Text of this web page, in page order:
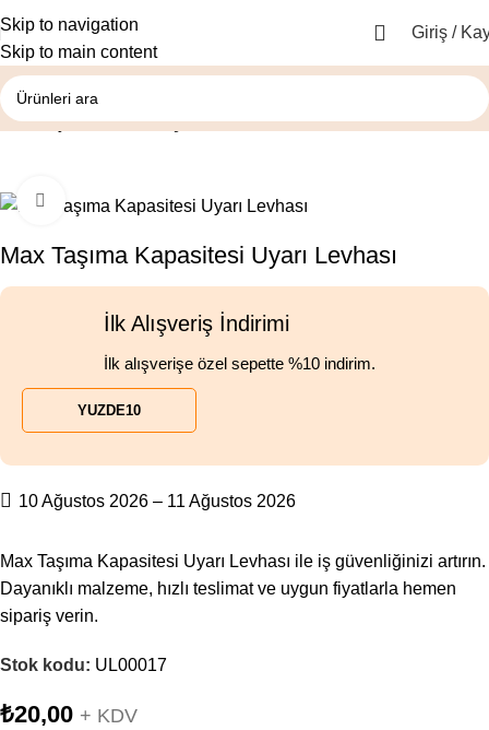
Skip to navigation
Skip to main content
Giriş /
Ana Sayfa Asansör Uyarı Levhaları
Büyütmek için tıklayın
Max Taşıma Kapasitesi Uyarı Levhası
İlk Alışveriş İndirimi
İlk alışverişe özel sepette %10 indirim.
YUZDE10
10 Ağustos 2026 – 11 Ağustos 2026
Max Taşıma Kapasitesi Uyarı Levhası ile iş güvenliğinizi artırın.
Dayanıklı malzeme, hızlı teslimat ve uygun fiyatlarla hemen
sipariş verin.
Stok kodu: UL00017
₺20,00 + KDV